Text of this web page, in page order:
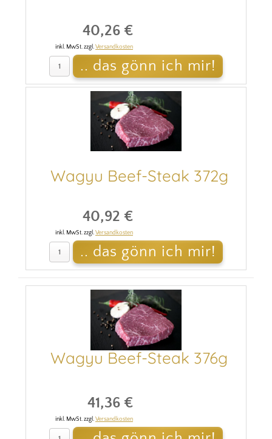
40,26 €
inkl. MwSt. zzgl.Versandkosten
Wagyu Beef-Steak 372g
40,92 €
inkl. MwSt. zzgl.Versandkosten
Wagyu Beef-Steak 376g
41,36 €
inkl. MwSt. zzgl.Versandkosten